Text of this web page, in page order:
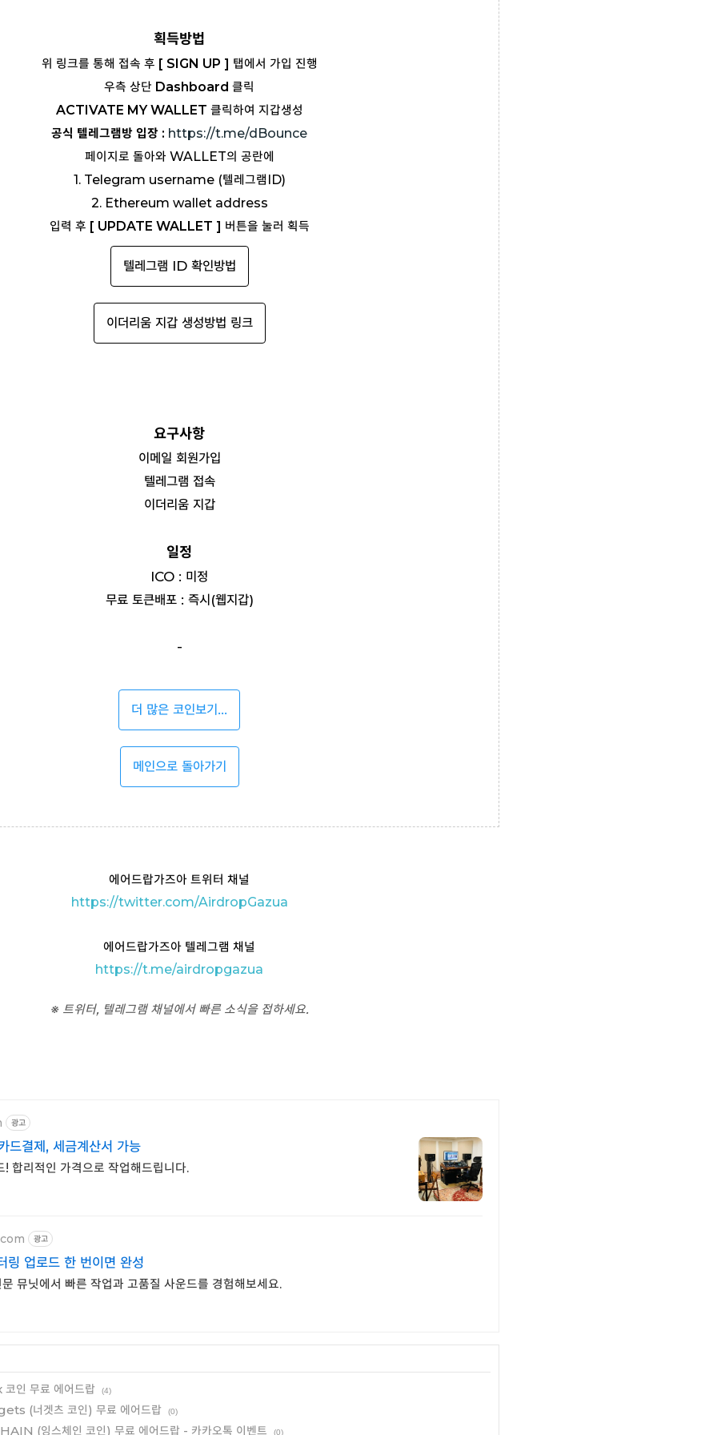
획득방법
위 링크를 통해 접속 후 [ SIGN UP ] 탭에서 가입 진행
우측 상단 Dashboard 클릭
ACTIVATE MY WALLET 클릭하여 지갑생성
공식 텔레그램방 입장 : https://t.me/dBounce
페이지로 돌아와 WALLET의 공란에
1. Telegram username (텔레그램ID)
2. Ethereum wallet address
입력 후 [ UPDATE WALLET ] 버튼을 눌러 획득
텔레그램 ID 확인방법
이더리움 지갑 생성방법 링크
요구사항
이메일 회원가입
텔레그램 접속
이더리움 지갑
일정
ICO : 미정
무료 토큰배포 : 즉시(웹지갑)
-
더 많은 코인보기...
메인으로 돌아가기
에어드랍가즈아 트위터 채널
https://twitter.com/AirdropGazua
에어드랍가즈아 텔레그램 채널
https://t.me/airdropgazua
※ 트위터, 텔레그램 채널에서 빠른 소식을 접하세요.
광고
드결제, 세금계산서 가능
합리적인 가격으로 작업해드립니다.
광고
링 업로드 한 번이면 완성
뮤닛에서 빠른 작업과 고품질 사운드를 경험해보세요.
무료 에어드랍 (4)
(너겟츠 코인) 무료 에어드랍 (0)
(잉스체인 코인) 무료 에어드랍 - 카카오톡 이벤트 (0)